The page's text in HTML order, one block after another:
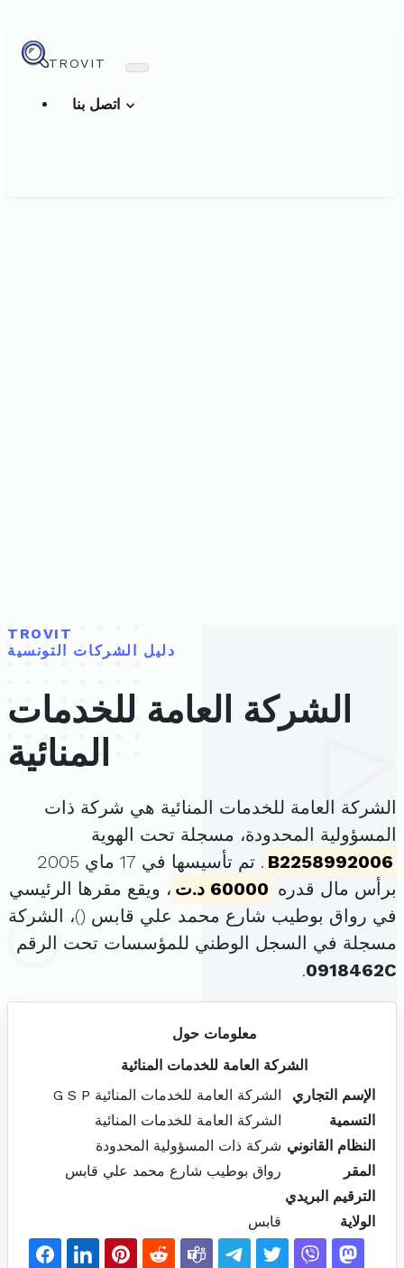
TROVIT
TROVIT
دليل الشركات التونسية
الشركة العامة للخدمات
المنائية
الشركة العامة للخدمات المنائية هي شركة ذات
المسؤولية المحدودة، مسجلة تحت الهوية
B2258992006
. تم تأسيسها في 17 ماي 2005
برأس مال قدره 60000 د.ت
، ويقع مقرها الرئيسي
في رواق بوطيب شارع محمد علي قابس ()، الشركة
مسجلة في السجل الوطني للمؤسسات تحت الرقم
0918462C
.
معلومات حول
الشركة العامة للخدمات المنائية
الإسم التجاري
الشركة العامة للخدمات المنائية G S P
التسمية
الشركة العامة للخدمات المنائية
النظام القانوني شركة ذات المسؤولية المحدودة
المقر
رواق بوطيب شارع محمد علي قابس
الترقيم البريدي
الولاية
قابس